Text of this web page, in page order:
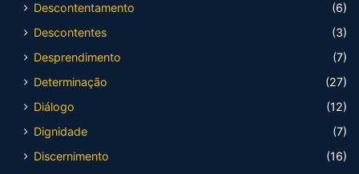
Descontentamento
(6)
Descontentes
(3)
Desprendimento
(7)
Determinação
(27)
Diálogo
(12)
Dignidade
(7)
Discernimento
(16)